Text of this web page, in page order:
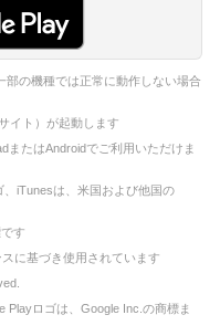
の機種では正常に動作しない場合
イト）が起動します
またはAndroidでご利用いただけま
、iTunesは、米国および他国の
す
に基づき使用されています
Playロゴは、Google Inc.の商標ま